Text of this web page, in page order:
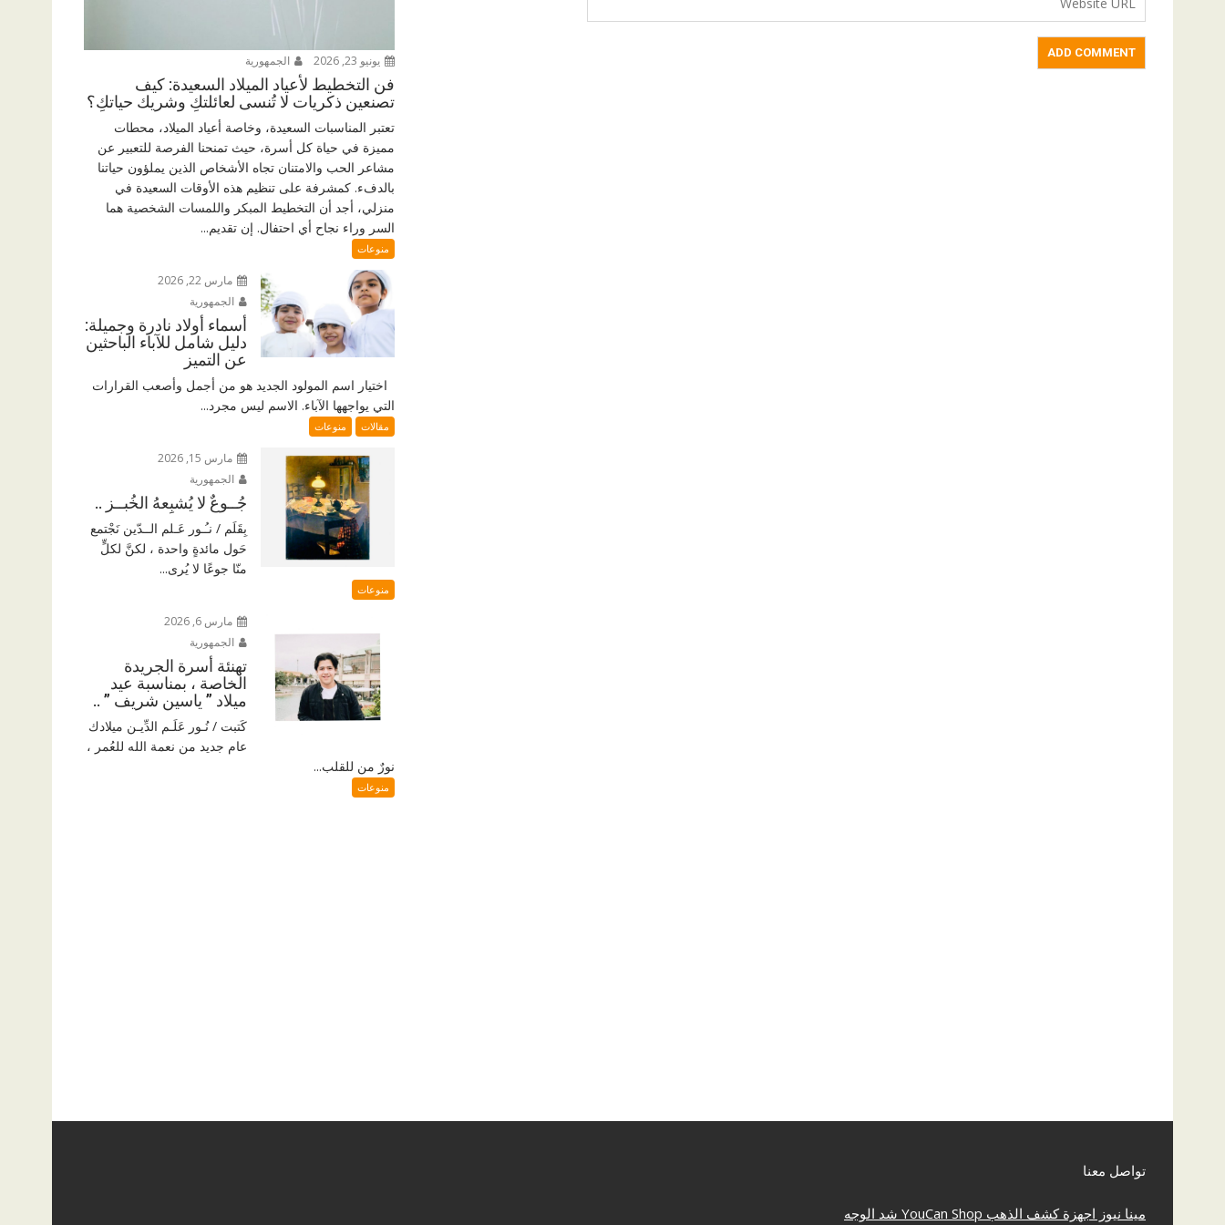
يونيو 23, 2026 الجمهورية
فن التخطيط لأعياد الميلاد السعيدة: كيف
تصنعين ذكريات لا تُنسى لعائلتكِ وشريك حياتكِ؟
تعتبر المناسبات السعيدة، وخاصة أعياد الميلاد، محطات
مميزة في حياة كل أسرة، حيث تمنحنا الفرصة للتعبير عن
مشاعر الحب والامتنان تجاه الأشخاص الذين يملؤون حياتنا
بالدفء. كمشرفة على تنظيم هذه الأوقات السعيدة في
منزلي، أجد أن التخطيط المبكر واللمسات الشخصية هما
السر وراء نجاح أي احتفال. إن تقديم...
منوعات
مارس 22, 2026
الجمهورية
أسماء أولاد نادرة وجميلة:
دليل شامل للآباء الباحثين
عن التميز
اختيار اسم المولود الجديد هو من أجمل وأصعب القرارات
التي يواجهها الآباء. الاسم ليس مجرد...
مقالات منوعات
مارس 15, 2026
الجمهورية
جُــوعٌ لا يُشبِعهُ الخُبــز ..
بِقَلَم / نـُـور عَـلم الــدّين نَجْتمع
حَول مائدةٍ واحدة ، لكنَّ لكلٍّ
منّا جوعًا لا يُرى...
منوعات
مارس 6, 2026
الجمهورية
تهنئة أسرة الجريدة
الخاصة ، بمناسبة عيد
ميلاد ” ياسين شريف ” ..
كَتبت / نُـور عَلَـم الدِّيـن ميلادك
عام جديد من نعمة الله للعُمر ،
نورٌ من للقلب...
منوعات
تواصل معنا
مينا نيوز اجهزة كشف الذهب YouCan Shop شد الوجه